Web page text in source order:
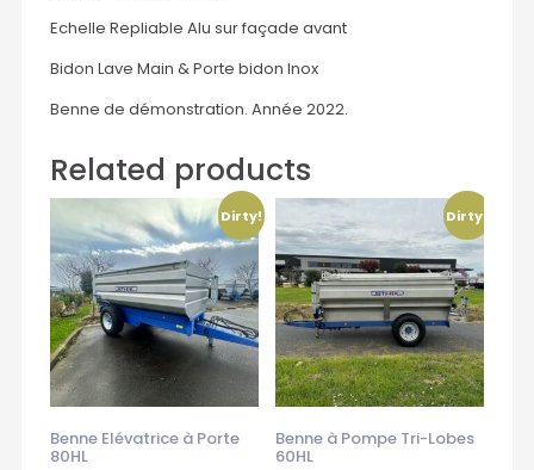
Echelle Repliable Alu sur façade avant
Bidon Lave Main & Porte bidon Inox
Benne de démonstration. Année 2022.
Related products
Dirty!
Benne Elévatrice à Porte
80HL
Dirty!
Benne à Pompe Tri-Lobes
60HL